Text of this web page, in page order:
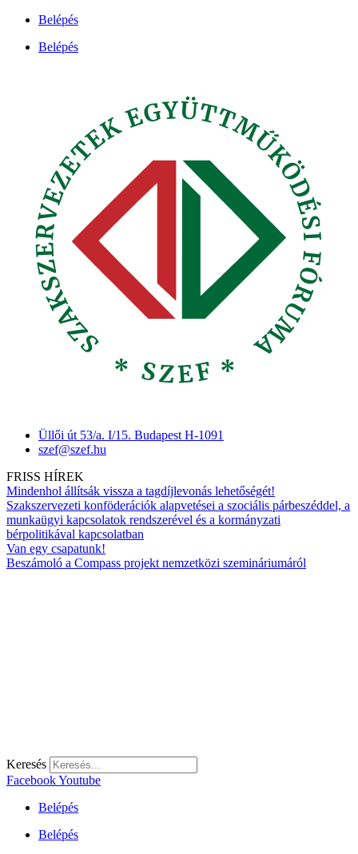
Ugrás
tartalomhoz
Belépés
Belépés
Üllői út 53/a. I/15. Budapest H-1091
szef@szef.hu
FRISS HÍREK
Mindenhol állítsák vissza a tagdíjlevonás lehetőségét!
Szakszervezeti konföderációk alapvetései a szociális párbeszéddel, a
munkaügyi kapcsolatok rendszerével és a kormányzati
bérpolitikával kapcsolatban
Van egy csapatunk!
Beszámoló a Compass projekt nemzetközi szemináriumáról
Keresés
FacebookYoutube
Belépés
Belépés